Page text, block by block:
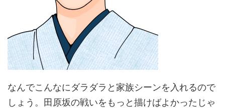
なんでこんなにダラダラと家族シーンを入れるので
しょう。田原坂の戦いをもっと描けばよかったじゃ